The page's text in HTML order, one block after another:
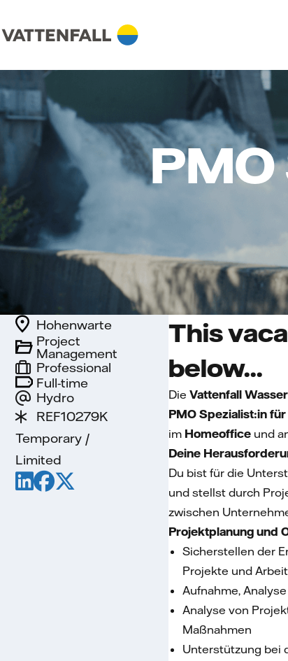
Full-time
Hydro
Project
Management
Hohenwarte
Professional
REF10279K
Temporary /
Limited
This
below...
DieVattenfall
PMO Spezialist:in
im Homeoffice und
Deine
Du bist für die
und stellst durch
zwischen
Sicherstellen der
Projekte und
Aufnahme,
Analyse von
Maßnahmen
Unterstützung bei